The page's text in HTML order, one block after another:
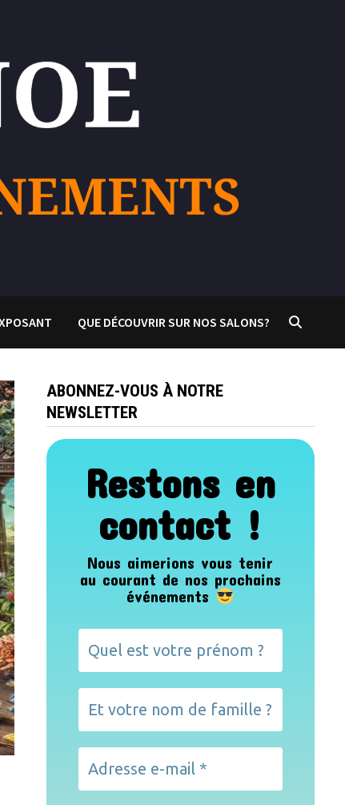
QUE DÉCOUVRIR SUR NOS SALONS?
ABONNEZ-VOUS À NOTRE
NEWSLETTER
Restons en
contact !
Nous aimerions vous tenir
au courant de nos prochains
événements